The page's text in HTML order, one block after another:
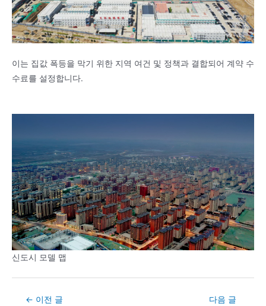
이는 집값 폭등을 막기 위한 지역 여건 및 정책과 결합되어 계약 수
수료를 설정합니다.
신도시 모델 맵
Post← 이전 글
다음 글